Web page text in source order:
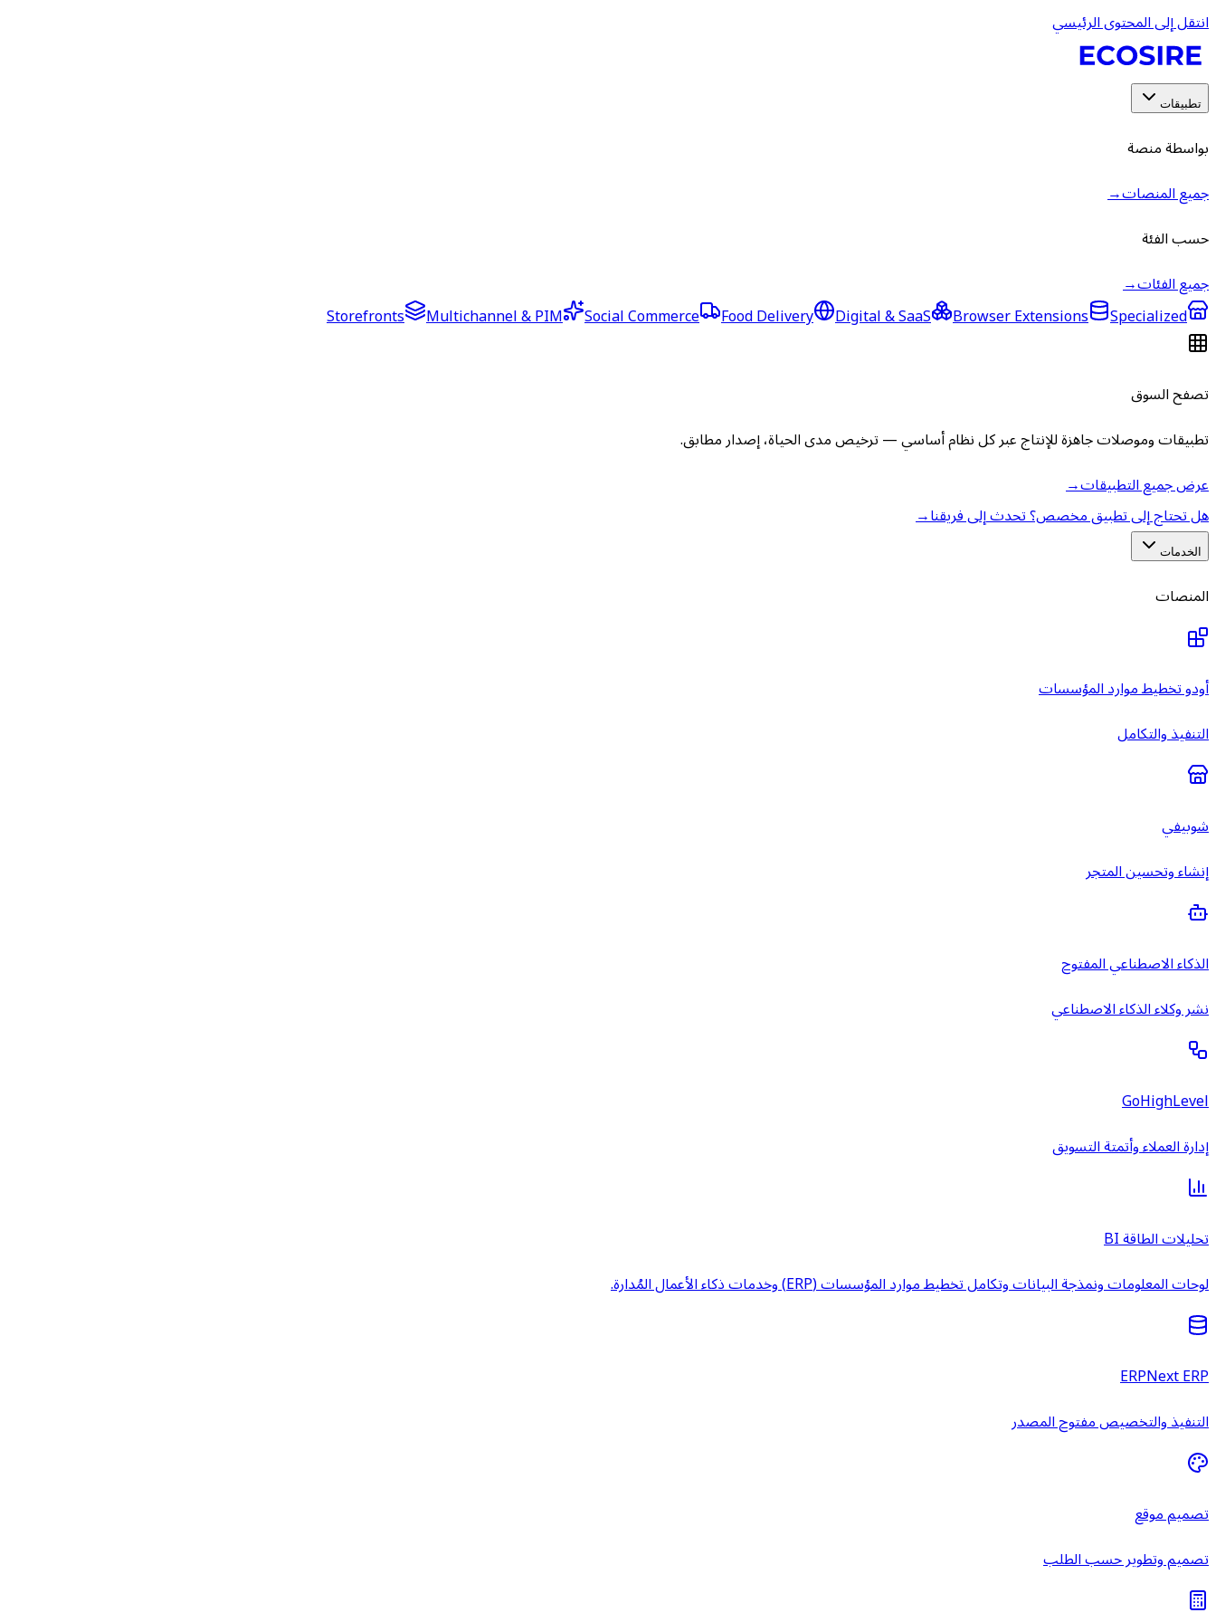
انتقل إلى المحتوى الرئيسي
تطبيقات
بواسطة منصة
جميع المنصات→
حسب الفئة
جميع الفئات→
Storefronts
Multichannel & PIM Social Commerce Food Delivery Digital & SaaS Browser Extensions Specialized
تصفح السوق
تطبيقات وموصلات جاهزة للإنتاج عبر كل نظام أساسي — ترخيص مدى الحياة، إصدار مطابق.
عرض جميع التطبيقات→
هل تحتاج إلى تطبيق مخصص؟ تحدث إلى فريقنا→
الخدمات
المنصات
أودو تخطيط موارد المؤسسات
التنفيذ والتكامل
شوبيفي
إنشاء وتحسين المتجر
الذكاء الاصطناعي المفتوح
نشر وكلاء الذكاء الاصطناعي
GoHighLevel
إدارة العملاء وأتمتة التسويق
تحليلات الطاقة BI
لوحات المعلومات ونمذجة البيانات وتكامل تخطيط موارد المؤسسات (ERP) وخدمات ذكاء الأعمال المُدارة.
ERPNext ERP
التنفيذ والتخصيص مفتوح المصدر
تصميم موقع
تصميم وتطوير حسب الطلب